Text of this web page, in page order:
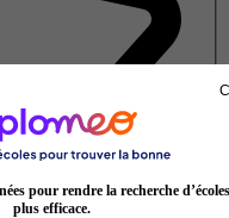
pour rendre la recherche
plus efficace.